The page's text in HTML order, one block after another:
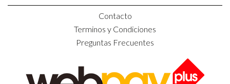
Contacto
Terminos y Condiciones
Preguntas Frecuentes